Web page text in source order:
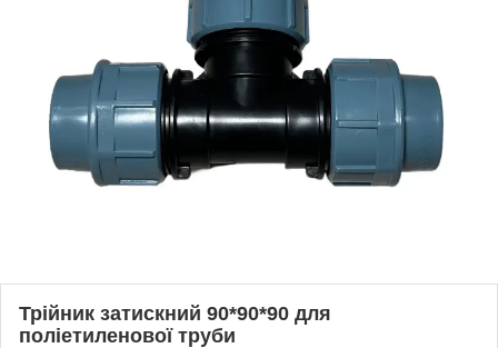
Трійник затискний 90*90*90 для
поліетиленової труби